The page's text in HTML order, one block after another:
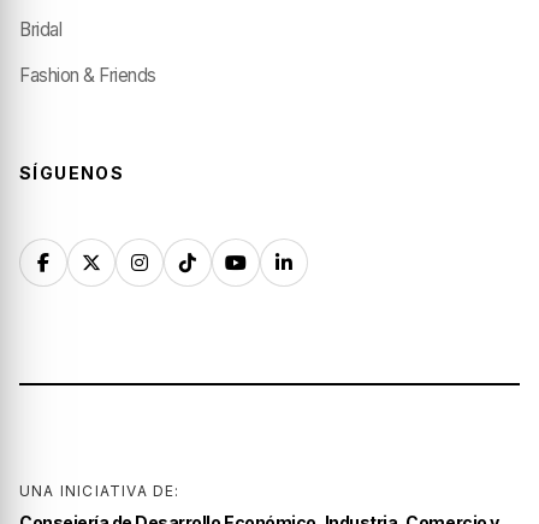
Bridal
Fashion & Friends
SÍGUENOS
UNA INICIATIVA DE: